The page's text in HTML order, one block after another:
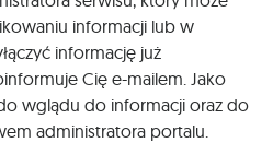
informacji lub w
informację już
Cię e-mailem. Jako
wglądu do informacji oraz do
administratora portalu.